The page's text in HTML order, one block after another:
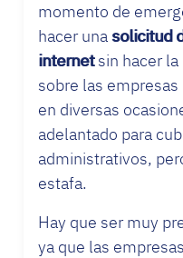
momento de
hacer unasolicitud
internetsin hacer la
sobre las
en diversas
adelantado para
administrativos,
estafa.
Hay que ser muy
ya que las